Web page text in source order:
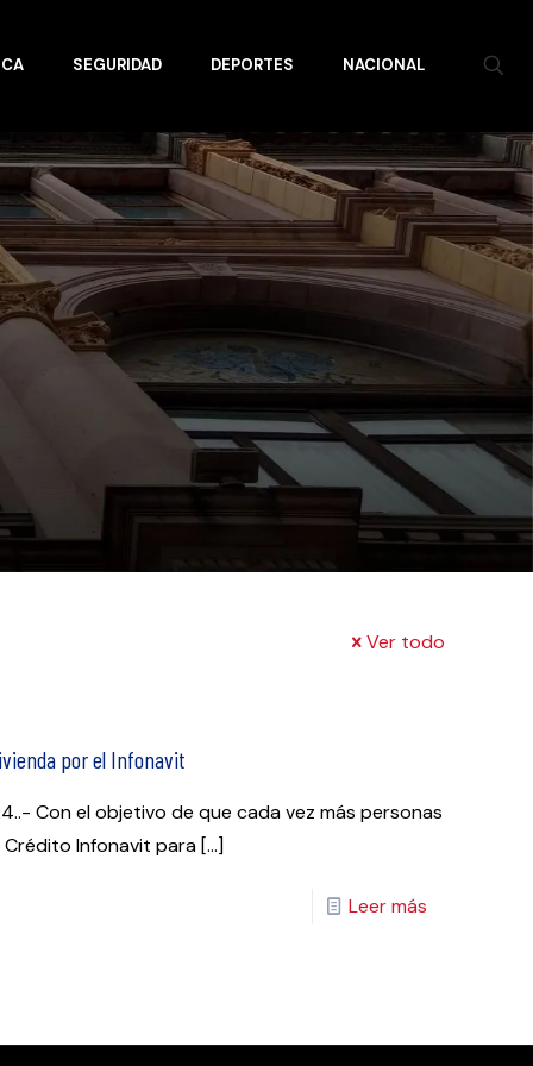
SEGURIDAD DEPORTES NACIONAL
Ver todo
por el Infonavit
Con el objetivo de que cada vez más personas
Infonavit para[…]
Leer más